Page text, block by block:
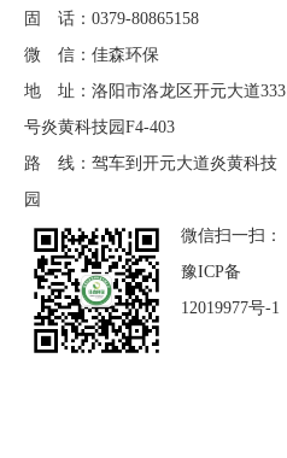
固 话：0379-80865158
微 信：佳森环保
地 址：洛阳市洛龙区开元大道333
号炎黄科技园F4-403
路 线：驾车到开元大道炎黄科技
园
微信扫一扫：
豫ICP备
12019977号-1